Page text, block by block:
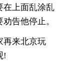
上面乱涂乱
告他停止。
来北京玩
!